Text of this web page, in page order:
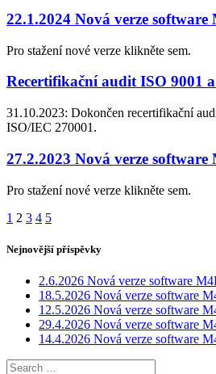
22.1.2024 Nová verze software
Pro stažení nové verze klikněte sem.
Recertifikační audit ISO 9001
31.10.2023: Dokončen recertifikační
ISO/IEC 270001.
27.2.2023 Nová verze software
Pro stažení nové verze klikněte sem.
Posts
navigation
Page
1 Page
2 Page
3 Page
4 Page
5
Nejnovější příspěvky
2.6.2026 Nová verze software
18.5.2026 Nová verze software
12.5.2026 Nová verze software
29.4.2026 Nová verze software
14.4.2026 Nová verze software
Search